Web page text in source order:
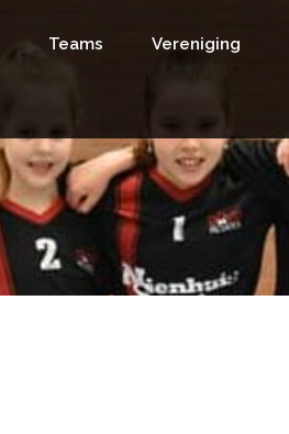
Teams Vereniging